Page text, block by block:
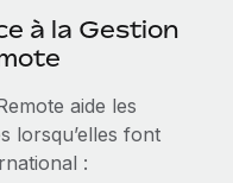
risques en
informatiques
à la Gestion
aide les
lorsqu’elles font
: